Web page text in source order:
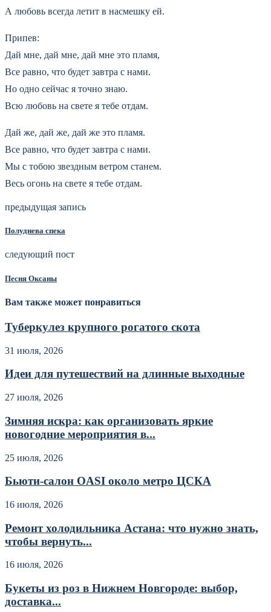
А любовь всегда летит в насмешку ей.
Припев:
Дай мне, дай мне, дай мне это пламя,
Все равно, что будет завтра с нами.
Но одно сейчас я точно знаю.
Всю любовь на свете я тебе отдам.
Дай же, дай же, дай же это пламя.
Все равно, что будет завтра с нами.
Мы с тобою звездным ветром станем.
Весь огонь на свете я тебе отдам.
предыдущая запись
Полуднева спека
следующий пост
Песня Оксаны
Вам также может понравиться
Туберкулез крупного рогатого скота
31 июля, 2026
Идеи для путешествий на длинные выходные
27 июля, 2026
Зимняя искра: как организовать яркие
новогодние мероприятия в...
25 июля, 2026
Бьюти-салон OASI около метро ЦСКА
16 июля, 2026
Ремонт холодильника Астана: что нужно знать,
чтобы вернуть...
16 июля, 2026
Букеты из роз в Нижнем Новгороде: выбор,
доставка...